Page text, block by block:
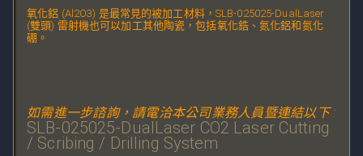
氧化鋁 (Al2O3) 是最常見的被加工材料，SLB-025025-DualLaser
(雙頭) 雷射機也可以加工其他陶瓷，包括氧化鋯、氮化鋁和氮化
硼。
如需進一步諮詢，請電洽本公司業務人員暨連結以下 :
SLB-025025-DualLaser CO2 Laser Cutting
/ Scribing / Drilling System